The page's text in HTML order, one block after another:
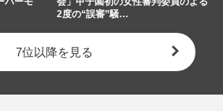
2度の“誤審”騒…
7位以降を見る